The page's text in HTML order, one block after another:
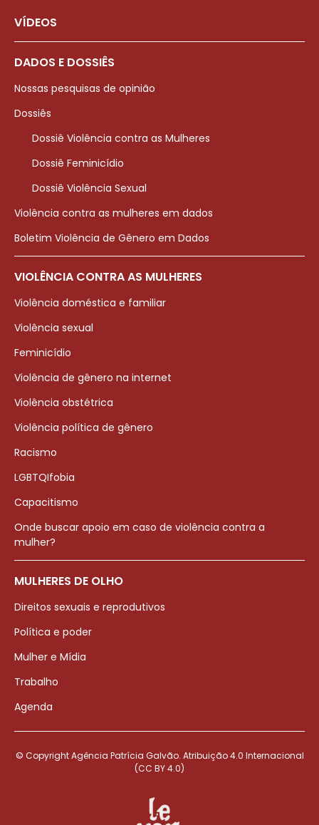
VÍDEOS
DADOS E DOSSIÊS
Nossas pesquisas de opinião
Dossiês
Dossiê Violência contra as Mulheres
Dossiê Feminicídio
Dossiê Violência Sexual
Violência contra as mulheres em dados
Boletim Violência de Gênero em Dados
VIOLÊNCIA CONTRA AS MULHERES
Violência doméstica e familiar
Violência sexual
Feminicídio
Violência de gênero na internet
Violência obstétrica
Violência política de gênero
Racismo
LGBTQIfobia
Capacitismo
Onde buscar apoio em caso de violência contra a
mulher?
MULHERES DE OLHO
Direitos sexuais e reprodutivos
Política e poder
Mulher e Mídia
Trabalho
Agenda
© Copyright Agência Patrícia Galvão. Atribuição 4.0 Internacional
(CC BY 4.0)